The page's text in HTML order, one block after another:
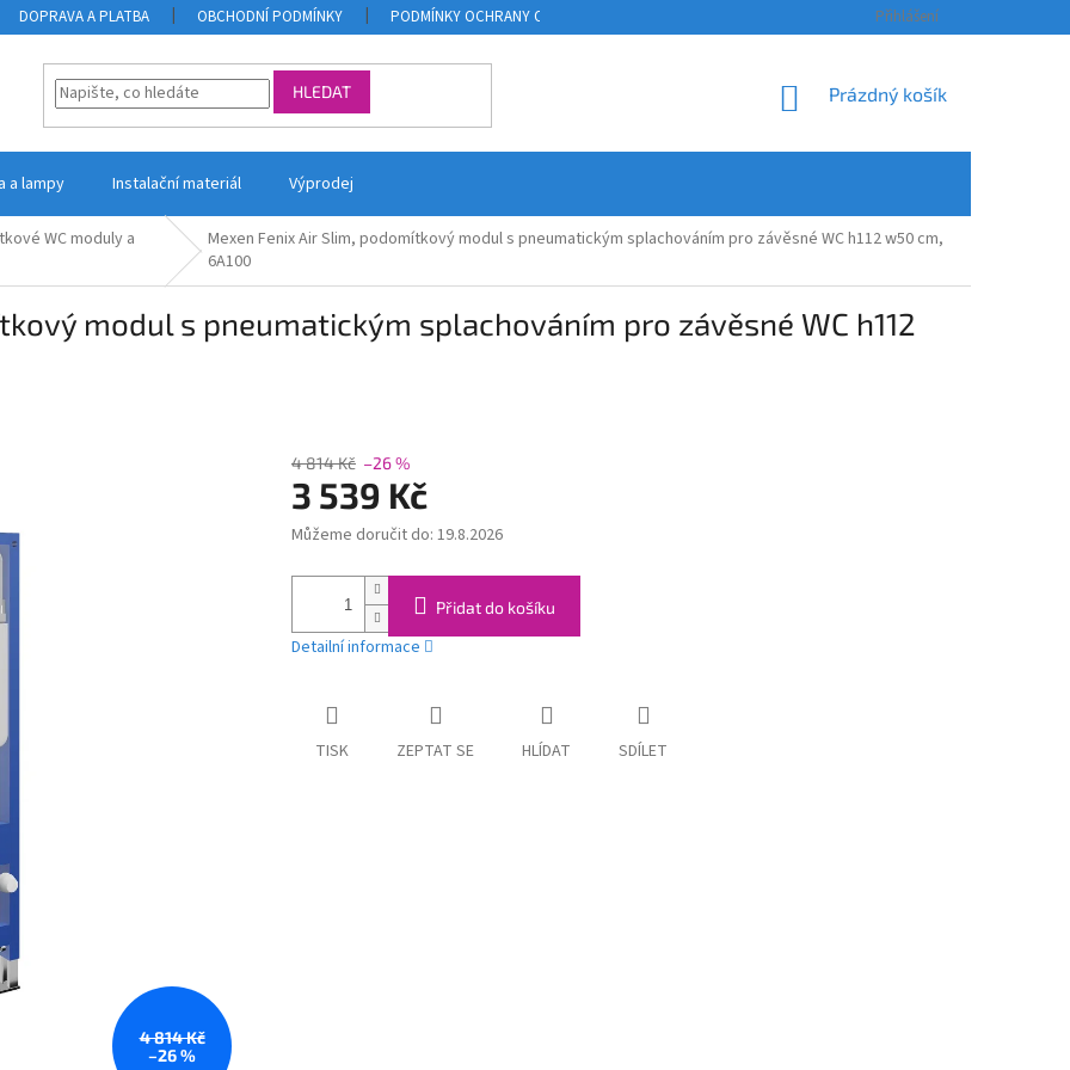
DOPRAVA A PLATBA OBCHODNÍ PODMÍNKY PODMÍNKY OCHRANY OSOBNÍCH ÚDAJŮ ODSTOUPENÍ OD SMLOUVY A
Přihlášení
HLEDAT
NÁKUPNÍ
Prázdný košík
a lampy Instalační materiál Výprodej
WC moduly a
Mexen Fenix ​​Air Slim, podomítkový modul s pneumatickým splachováním pro závěsné WC h112 w50 cm,
6A100
modul s pneumatickým splachováním pro závěsné WC h112
4 814 Kč
–26 %
4 814 Kč –26 %
3 539 Kč
Měrná
Můžeme doručit do: 19.8.2026
Přidat do košíku
Detailní informace
TISK ZEPTAT SE HLÍDAT SDÍLET